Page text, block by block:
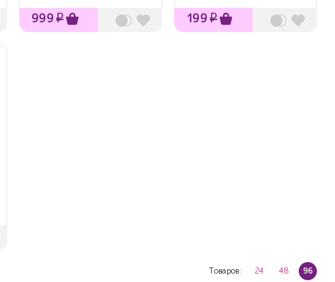
999 ₽ 199 ₽
Товаров: 24 48 96